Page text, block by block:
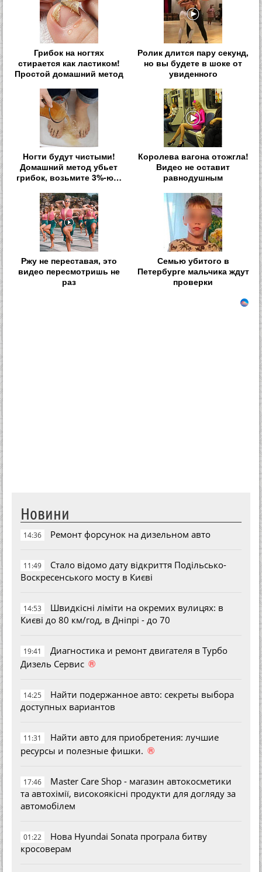
Грибок на ногтях
стирается как ластиком!
Простой домашний метод
Ролик длится пару секунд,
но вы будете в шоке от
увиденного
Ногти будут чистыми!
Домашний метод убьет
грибок, возьмите 3%-ю…
Королева вагона отожгла!
Видео не оставит
равнодушным
Ржу не переставая, это
видео пересмотришь не
раз
Семью убитого в
Петербурге мальчика ждут
проверки
Новини
14:36 Ремонт форсунок на дизельном авто
11:49
Стало відомо дату відкриття Подільсько-
Воскресенського мосту в Києві
14:53
Швидкісні ліміти на окремих вулицях: в
Києві до 80 км/год, в Дніпрі - до 70
19:41
Диагностика и ремонт двигателя в Турбо
Дизель Сервис ®
14:25
Найти подержанное авто: секреты выбора
доступных вариантов
11:31
Найти авто для приобретения: лучшие
ресурсы и полезные фишки. ®
17:46
Master Care Shop - магазин автокосметики
та автохімії, високоякісні продукти для догляду за
автомобілем
01:22
Нова Hyundai Sonata програла битву
кросоверам